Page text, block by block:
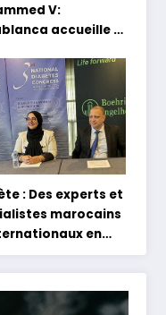
V:
accueille la
holographique
Halim Hafez
: Des experts et
marocains
en
à Tanger